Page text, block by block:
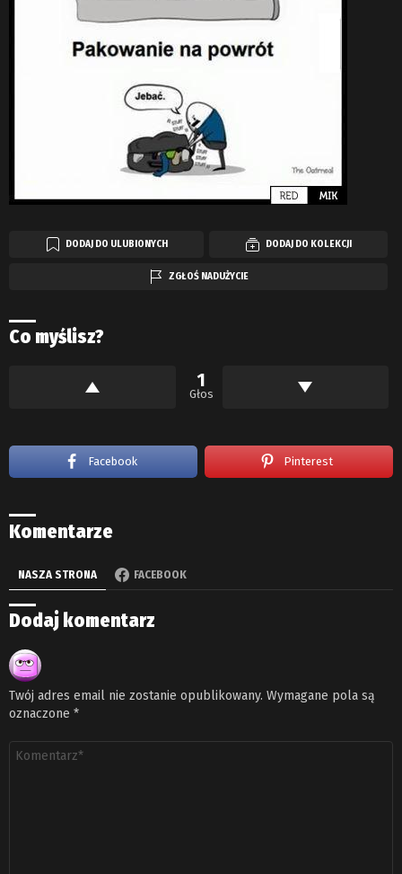
DODAJ DO ULUBIONYCH DODAJ DO KOLEKCJI
ZGŁOŚ NADUŻYCIE
Co myślisz?
1
Głos
Facebook Pinterest
Komentarze
NASZA STRONA FACEBOOK
Dodaj komentarz
Twój adres email nie zostanie opublikowany. Wymagane pola są
oznaczone *